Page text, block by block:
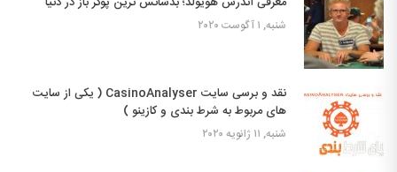
شنبه, ۱ آگوست ۲۰۲۰
نقد و برسی سایت CasinoAnalyser ( یکی از سایت
های مربوط به شرط بندی و کازینو )
شنبه, ۱۱ ژانویه ۲۰۲۰